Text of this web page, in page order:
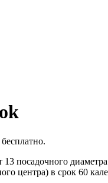
посадочного
центра) в срок 60